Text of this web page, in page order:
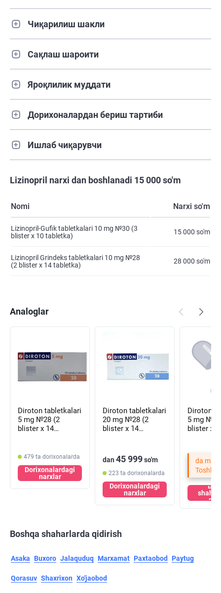
Чиқарилиш шакли
Сақлаш шароити
Яроқлилик муддати
Дорихоналардан бериш тартиби
Ишлаб чиқарувчи
Lizinopril narxi dan boshlanadi 15 000 so'm
Nomi Narxi so'm
Lizinopril-Gufik tabletkalari 10 mg №30 (3
blister х 10 tabletka)
15 000 so'm
Lizinopril Grindeks tabletkalari 10 mg №28
(2 blister х 14 tabletka)
28 000 so'm
Analoglar
Diroton tabletkalari
5 mg №28 (2
blister х 14
479 ta dorixonalarda
Dorixonalardagi
narxlar
Diroton tabletkalari
20 mg №28 (2
blister х 14
dan 45 999so'm
223 ta dorixonalarda
Dorixonalardagi
narxlar
Diroton tabletkalari
5 mg
blister х
da
Boshqa shaharlarda qidirish
Asaka Buxoro Jalaquduq Marxamat Paxtaobod Paytug
Qorasuv Shaxrixon Xo'jaobod